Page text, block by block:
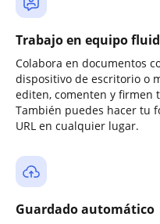
Trabajo en equipo
Colabora en documentos
dispositivo de escritorio o
editen, comenten y firmen
También puedes hacer tu
URL en cualquier lugar.
Guardado automático